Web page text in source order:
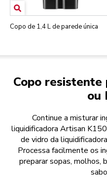
Copo de 1,4 L de parede única
Copo resistente
ou
Continue a misturar
liquidificadora Artisan
de vidro da
Processa facilmente os
preparar sopas, molhos,